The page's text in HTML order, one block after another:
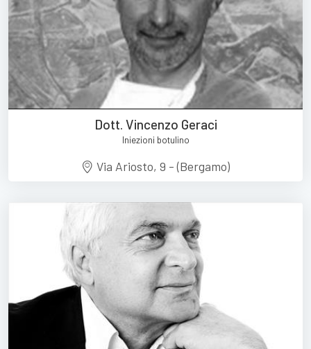
Dott. Vincenzo Geraci
Iniezioni botulino
Via Ariosto, 9 - (Bergamo)